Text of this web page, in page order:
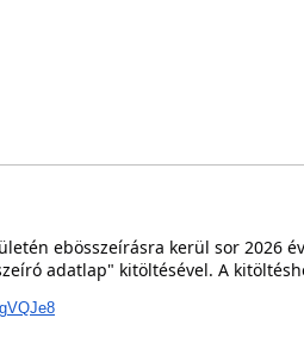
ebösszeírásra kerül sor
adatlap" kitöltésével. A